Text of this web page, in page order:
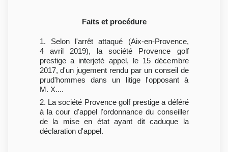
Faits et procédure
1. Selon l'arrêt attaqué (Aix-en-Provence,
4 avril 2019), la société Provence golf
prestige a interjeté appel, le 15 décembre
2017, d'un jugement rendu par un conseil de
prud'hommes dans un litige l'opposant à
M. X....
2. La société Provence golf prestige a déféré
à la cour d'appel l'ordonnance du conseiller
de la mise en état ayant dit caduque la
déclaration d'appel.